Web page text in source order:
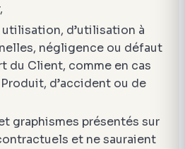
utilisation, d’utilisation à
négligence ou défaut
du Client, comme en cas
d’accident ou de
graphismes présentés sur
et ne sauraient